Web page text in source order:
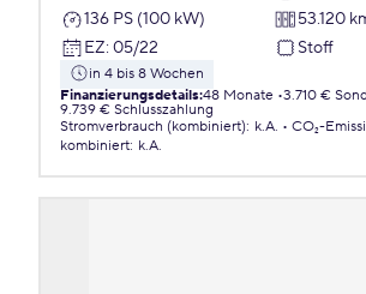
136 PS (100 kW)
53.120
EZ: 05/22 Stoff
in 4 bis 8 Wochen
Finanzierungsdetails:48 Monate 3.710 €
9.739 € Schlusszahlung
Stromverbrauch (kombiniert): k.A.
CO₂-
kombiniert: k.A.